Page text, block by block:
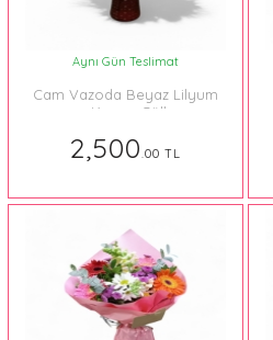
Aynı Gün Teslimat
Cam Vazoda Beyaz Lilyum
ve Kırmızı Güller
2,500.00 TL